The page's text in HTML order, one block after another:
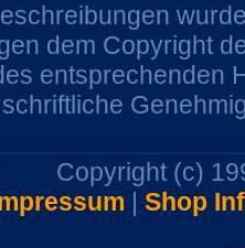
dem Copyright
entsprechenden
Copyright (c)
| Shop